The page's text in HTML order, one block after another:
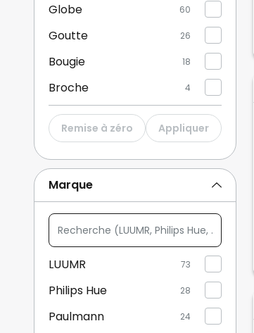
Globe 60
Goutte 26
Bougie 18
Broche 4
Autre 14
Remise à zéro Appliquer
Marque
Recherche
(LUUMR,
Philips
...)
LUUMR 73
Philips Hue 28
Paulmann 24